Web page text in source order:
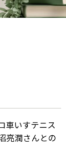
車いすテニス
亮潤さんとの